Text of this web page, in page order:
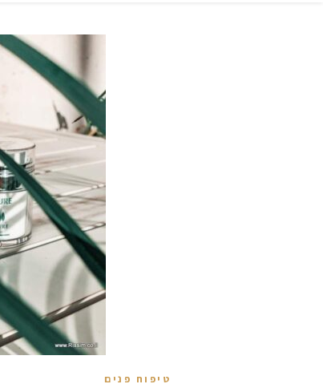
טיפוח פנים